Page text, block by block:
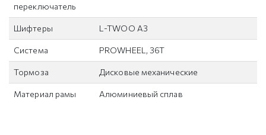
переключатель
Шифтеры L-TWOO A3
Система PROWHEEL, 36T
Тормоза Дисковые механические
Материал рамы Алюминиевый сплав